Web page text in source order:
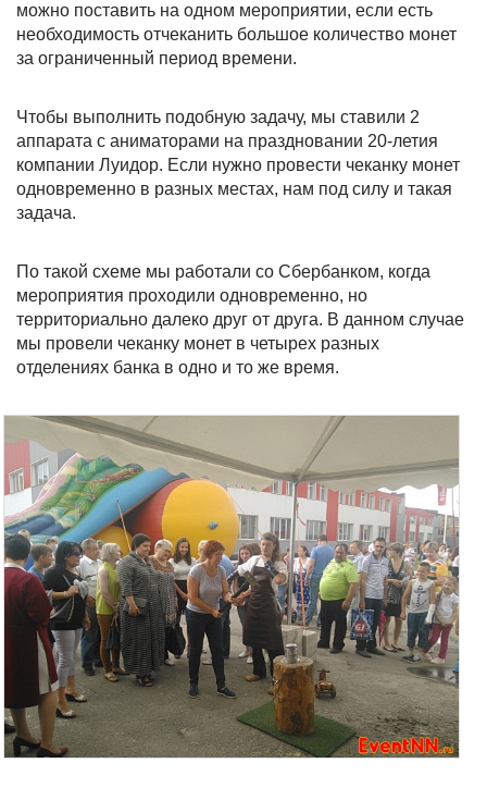
можно поставить на одном мероприятии, если есть
необходимость отчеканить большое количество монет
за ограниченный период времени.
Чтобы выполнить подобную задачу, мы ставили 2
аппарата с аниматорами на праздновании 20-летия
компании Луидор. Если нужно провести чеканку монет
одновременно в разных местах, нам под силу и такая
задача.
По такой схеме мы работали со Сбербанком, когда
мероприятия проходили одновременно, но
территориально далеко друг от друга. В данном случае
мы провели чеканку монет в четырех разных
отделениях банка в одно и то же время.